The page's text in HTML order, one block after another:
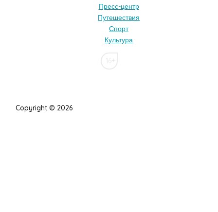
Пресс-центр
Путешествия
Спорт
Культура
Copyright © 2026